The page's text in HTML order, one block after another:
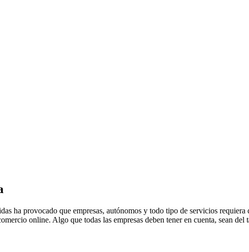
ha provocado que empresas, autónomos y todo tipo de servicios
online. Algo que todas las empresas deben tener en cuenta, sean del